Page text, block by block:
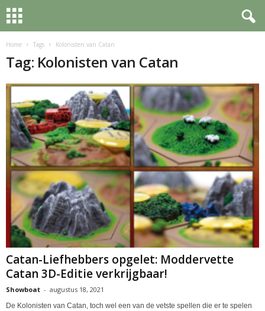
Home Tags Kolonisten van Catan
Tag: Kolonisten van Catan
Catan-Liefhebbers opgelet: Moddervette
Catan 3D-Editie verkrijgbaar!
Showboat - augustus 18, 2021
De Kolonisten van Catan, toch wel een van de vetste spellen die er te spelen